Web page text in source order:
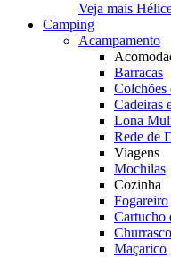
Veja mais
Camping
Acampamento
Barracas
Colchões
Cadeiras
Lona
Rede de
Viagens
Mochilas
Cozinha
Fogareiro
Cartucho
Churrasco
Maçarico